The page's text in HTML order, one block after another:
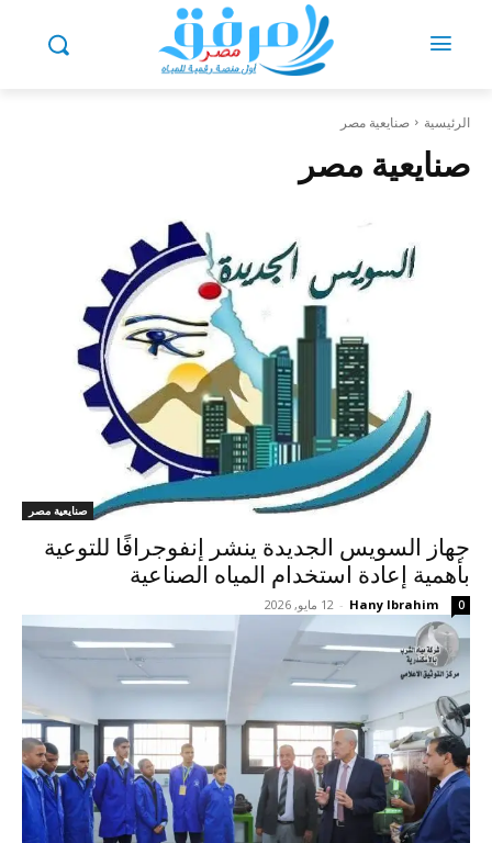
الرئيسية صنايعية مصر
صنايعية مصر
صنايعية مصر
جهاز السويس الجديدة ينشر إنفوجرافًا للتوعية
بأهمية إعادة استخدام المياه الصناعية
Hany Ibrahim
- 12 مايو, 2026 0